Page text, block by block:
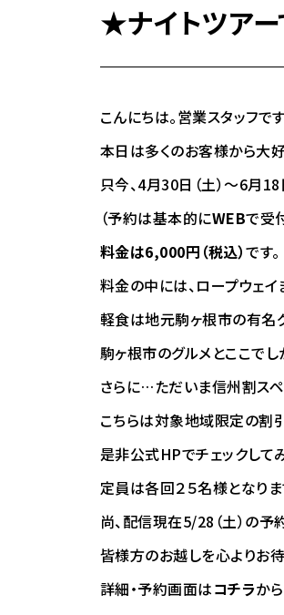
★ナイトツア
こんにちは。営業スタッフで
本日は多くのお客様から大
只今、4月30日（土）～6月
（予約は基本的にWEBで受
料金は6,000円（税込）です。
料金の中には、ロープウェイ
軽食は地元駒ヶ根市の有名
駒ヶ根市のグルメとここで
さらに…ただいま信州割ス
こちらは対象地域限定の割
是非公式HPでチェックして
定員は各回２５名様となり
尚、配信現在5/28（土）の
皆様方のお越しを心よりお待
詳細・予約画面はコチラから